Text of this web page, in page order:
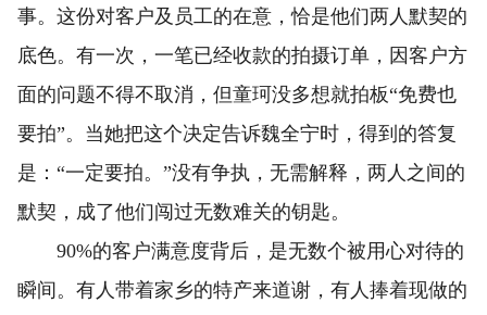
事。这份对客户及员工的在意，恰是他们两人默契的
底色。有一次，一笔已经收款的拍摄订单，因客户方
面的问题不得不取消，但童珂没多想就拍板“免费也
要拍”。当她把这个决定告诉魏全宁时，得到的答复
是：“一定要拍。”没有争执，无需解释，两人之间的
默契，成了他们闯过无数难关的钥匙。
90%的客户满意度背后，是无数个被用心对待的
瞬间。有人带着家乡的特产来道谢，有人捧着现做的